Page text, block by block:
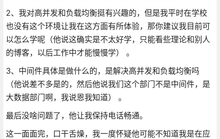
2、我对高并发和负载均衡挺有兴趣的，但是我平时在学校
也没有这个环境让我在这方面有所体验，那你建议我目前可
以怎么学呢（他说这确实是不太好学，只能看些理论和别人
的博客，以后工作中才能慢慢学） 。
3、中间件具体是做什么的，是解决高并发和负载均衡吗
（他说差不多是的，然后他说我们这个部门不是中间件，是
大数据部门啊，我说恩我知道） 。
最后没啥问题了，他让我保持电话畅通。
这一面面完，口干舌燥，我一度怀疑他可能不知道我是在应